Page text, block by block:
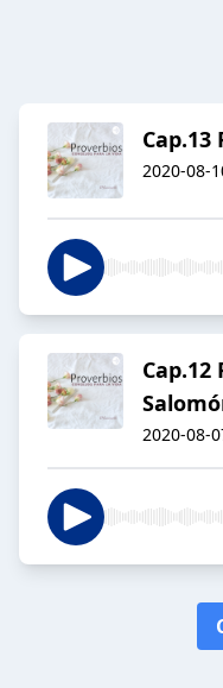
2020-08-
Cap.12
2020-08-